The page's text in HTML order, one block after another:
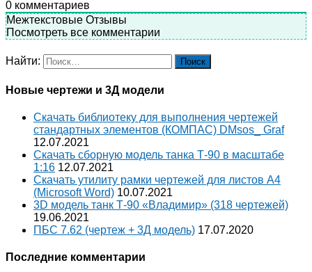
0 комментариев
Межтекстовые Отзывы
Посмотреть все комментарии
Найти:
Новые чертежи и 3Д модели
Скачать библиотеку для выполнения чертежей
стандартных элементов (КОМПАС) DMsos_ Graf
12.07.2021
Скачать сборную модель танка Т-90 в масштабе
1:16 12.07.2021
Скачать утилиту рамки чертежей для листов A4
(Microsoft Word) 10.07.2021
3D модель танк Т-90 «Владимир» (318 чертежей)
19.06.2021
ПБС 7.62 (чертеж + 3Д модель) 17.07.2020
Последние комментарии